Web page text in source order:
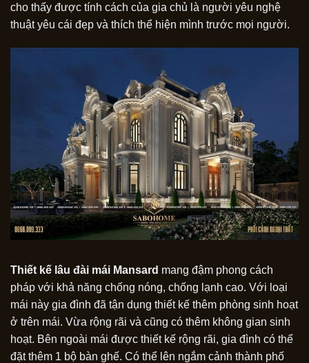
cho thấy được tính cách của gia chủ là người yêu nghệ
thuật yêu cái đẹp và thích thể hiện mình trước mọi người.
Thiết kế lâu đài mái Mansard mang đậm phong cách
pháp với khả năng chống nóng, chống lạnh cao. Với loại
mái này gia đình đã tận dụng thiết kế thêm phòng sinh hoạt
ở trên mái. Vừa rộng rãi và cũng có thêm không gian sinh
hoạt. Bên ngoài mái được thiết kế rộng rãi, gia đình có thể
đặt thêm 1 bộ bàn ghế. Có thể lên ngắm cảnh thành phố